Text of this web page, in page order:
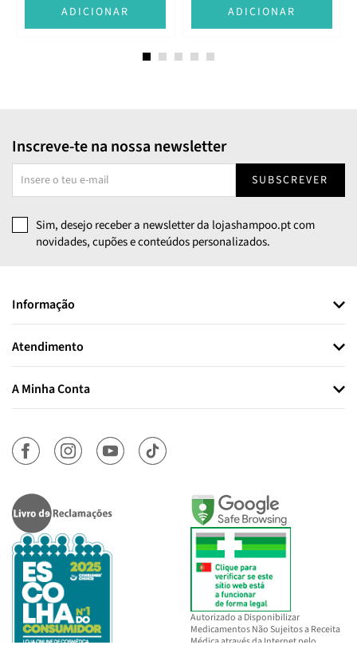
ADICIONAR ADICIONAR
Inscreve-te na nossa newsletter
SUBSCREVER
Sim, desejo receber a newsletter da lojashampoo.pt com
novidades, cupões e conteúdos personalizados.
Informação
Atendimento
A Minha Conta
Autorizado a Disponibilizar
Medicamentos Não Sujeitos a Receita
Médica através da Internet pelo